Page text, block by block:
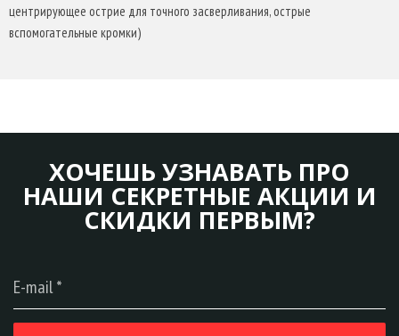
центрирующее острие для точного засверливания, острые
вспомогательные кромки)
ХОЧЕШЬ УЗНАВАТЬ ПРО
НАШИ СЕКРЕТНЫЕ АКЦИИ И
СКИДКИ ПЕРВЫМ?